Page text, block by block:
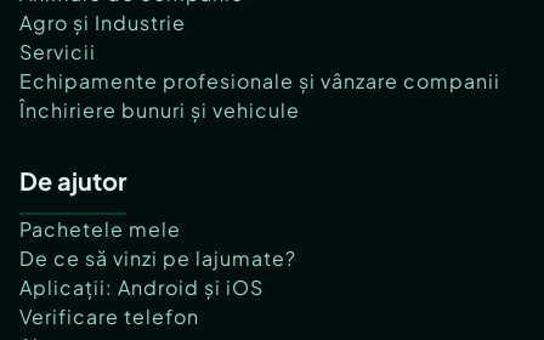
Agro și Industrie
Servicii
Echipamente profesionale și vânzare companii
Închiriere bunuri și vehicule
De ajutor
Pachetele mele
De ce să vinzi pe lajumate?
Aplicații: Android și iOS
Verificare telefon